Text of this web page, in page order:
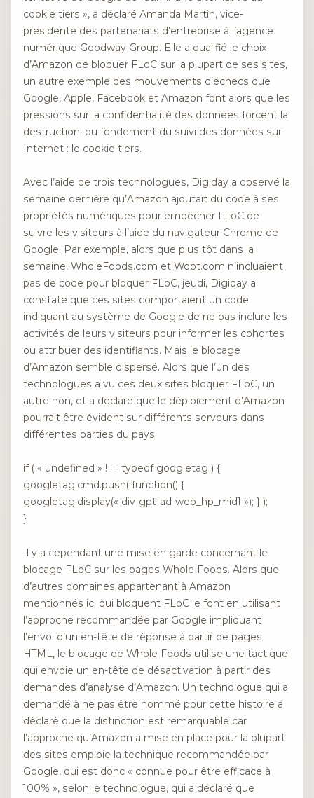
cookie tiers », a déclaré Amanda Martin, vice-
présidente des partenariats d’entreprise à l’agence
numérique Goodway Group. Elle a qualifié le choix
d’Amazon de bloquer FLoC sur la plupart de ses sites,
un autre exemple des mouvements d’échecs que
Google, Apple, Facebook et Amazon font alors que les
pressions sur la confidentialité des données forcent la
destruction. du fondement du suivi des données sur
Internet : le cookie tiers.
Avec l’aide de trois technologues, Digiday a observé la
semaine dernière qu’Amazon ajoutait du code à ses
propriétés numériques pour empêcher FLoC de
suivre les visiteurs à l’aide du navigateur Chrome de
Google. Par exemple, alors que plus tôt dans la
semaine, WholeFoods.com et Woot.com n’incluaient
pas de code pour bloquer FLoC, jeudi, Digiday a
constaté que ces sites comportaient un code
indiquant au système de Google de ne pas inclure les
activités de leurs visiteurs pour informer les cohortes
ou attribuer des identifiants. Mais le blocage
d’Amazon semble dispersé. Alors que l’un des
technologues a vu ces deux sites bloquer FLoC, un
autre non, et a déclaré que le déploiement d’Amazon
pourrait être évident sur différents serveurs dans
différentes parties du pays.
if ( « undefined » !== typeof googletag ) {
googletag.cmd.push( function() {
googletag.display(« div-gpt-ad-web_hp_mid1 »); } );
}
Il y a cependant une mise en garde concernant le
blocage FLoC sur les pages Whole Foods. Alors que
d’autres domaines appartenant à Amazon
mentionnés ici qui bloquent FLoC le font en utilisant
l’approche recommandée par Google impliquant
l’envoi d’un en-tête de réponse à partir de pages
HTML, le blocage de Whole Foods utilise une tactique
qui envoie un en-tête de désactivation à partir des
demandes d’analyse d’Amazon. Un technologue qui a
demandé à ne pas être nommé pour cette histoire a
déclaré que la distinction est remarquable car
l’approche qu’Amazon a mise en place pour la plupart
des sites emploie la technique recommandée par
Google, qui est donc « connue pour être efficace à
100% », selon le technologue, qui a déclaré que